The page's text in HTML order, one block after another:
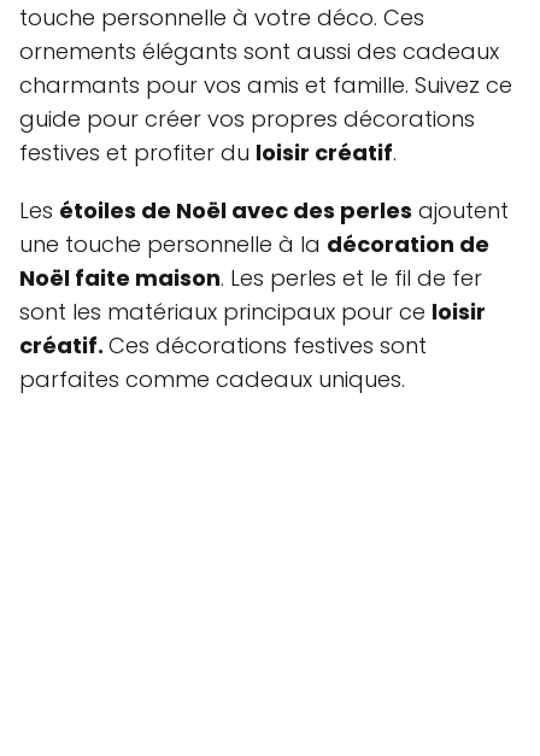
touche personnelle à votre déco. Ces
ornements élégants sont aussi des cadeaux
charmants pour vos amis et famille. Suivez ce
guide pour créer vos propres décorations
festives et profiter du loisir créatif.
Les étoiles de Noël avec des perles ajoutent
une touche personnelle à la décoration de
Noël faite maison. Les perles et le fil de fer
sont les matériaux principaux pour ce loisir
créatif. Ces décorations festives sont
parfaites comme cadeaux uniques.